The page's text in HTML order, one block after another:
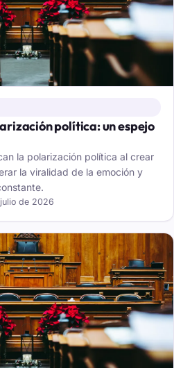
política: un espejo
la polarización política al crear
la viralidad de la emoción y
de 2026